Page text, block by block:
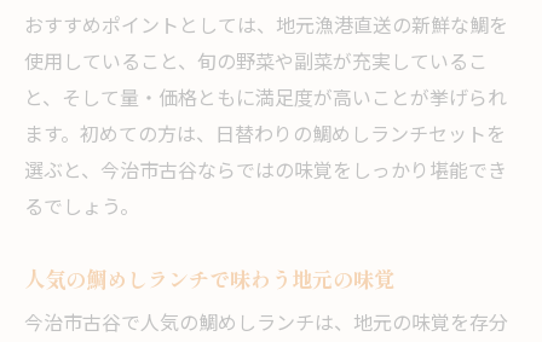
おすすめポイントとしては、地元漁港直送の新鮮な鯛を
使用していること、旬の野菜や副菜が充実しているこ
と、そして量・価格ともに満足度が高いことが挙げられ
ます。初めての方は、日替わりの鯛めしランチセットを
選ぶと、今治市古谷ならではの味覚をしっかり堪能でき
るでしょう。
人気の鯛めしランチで味わう地元の味覚
今治市古谷で人気の鯛めしランチは、地元の味覚を存分